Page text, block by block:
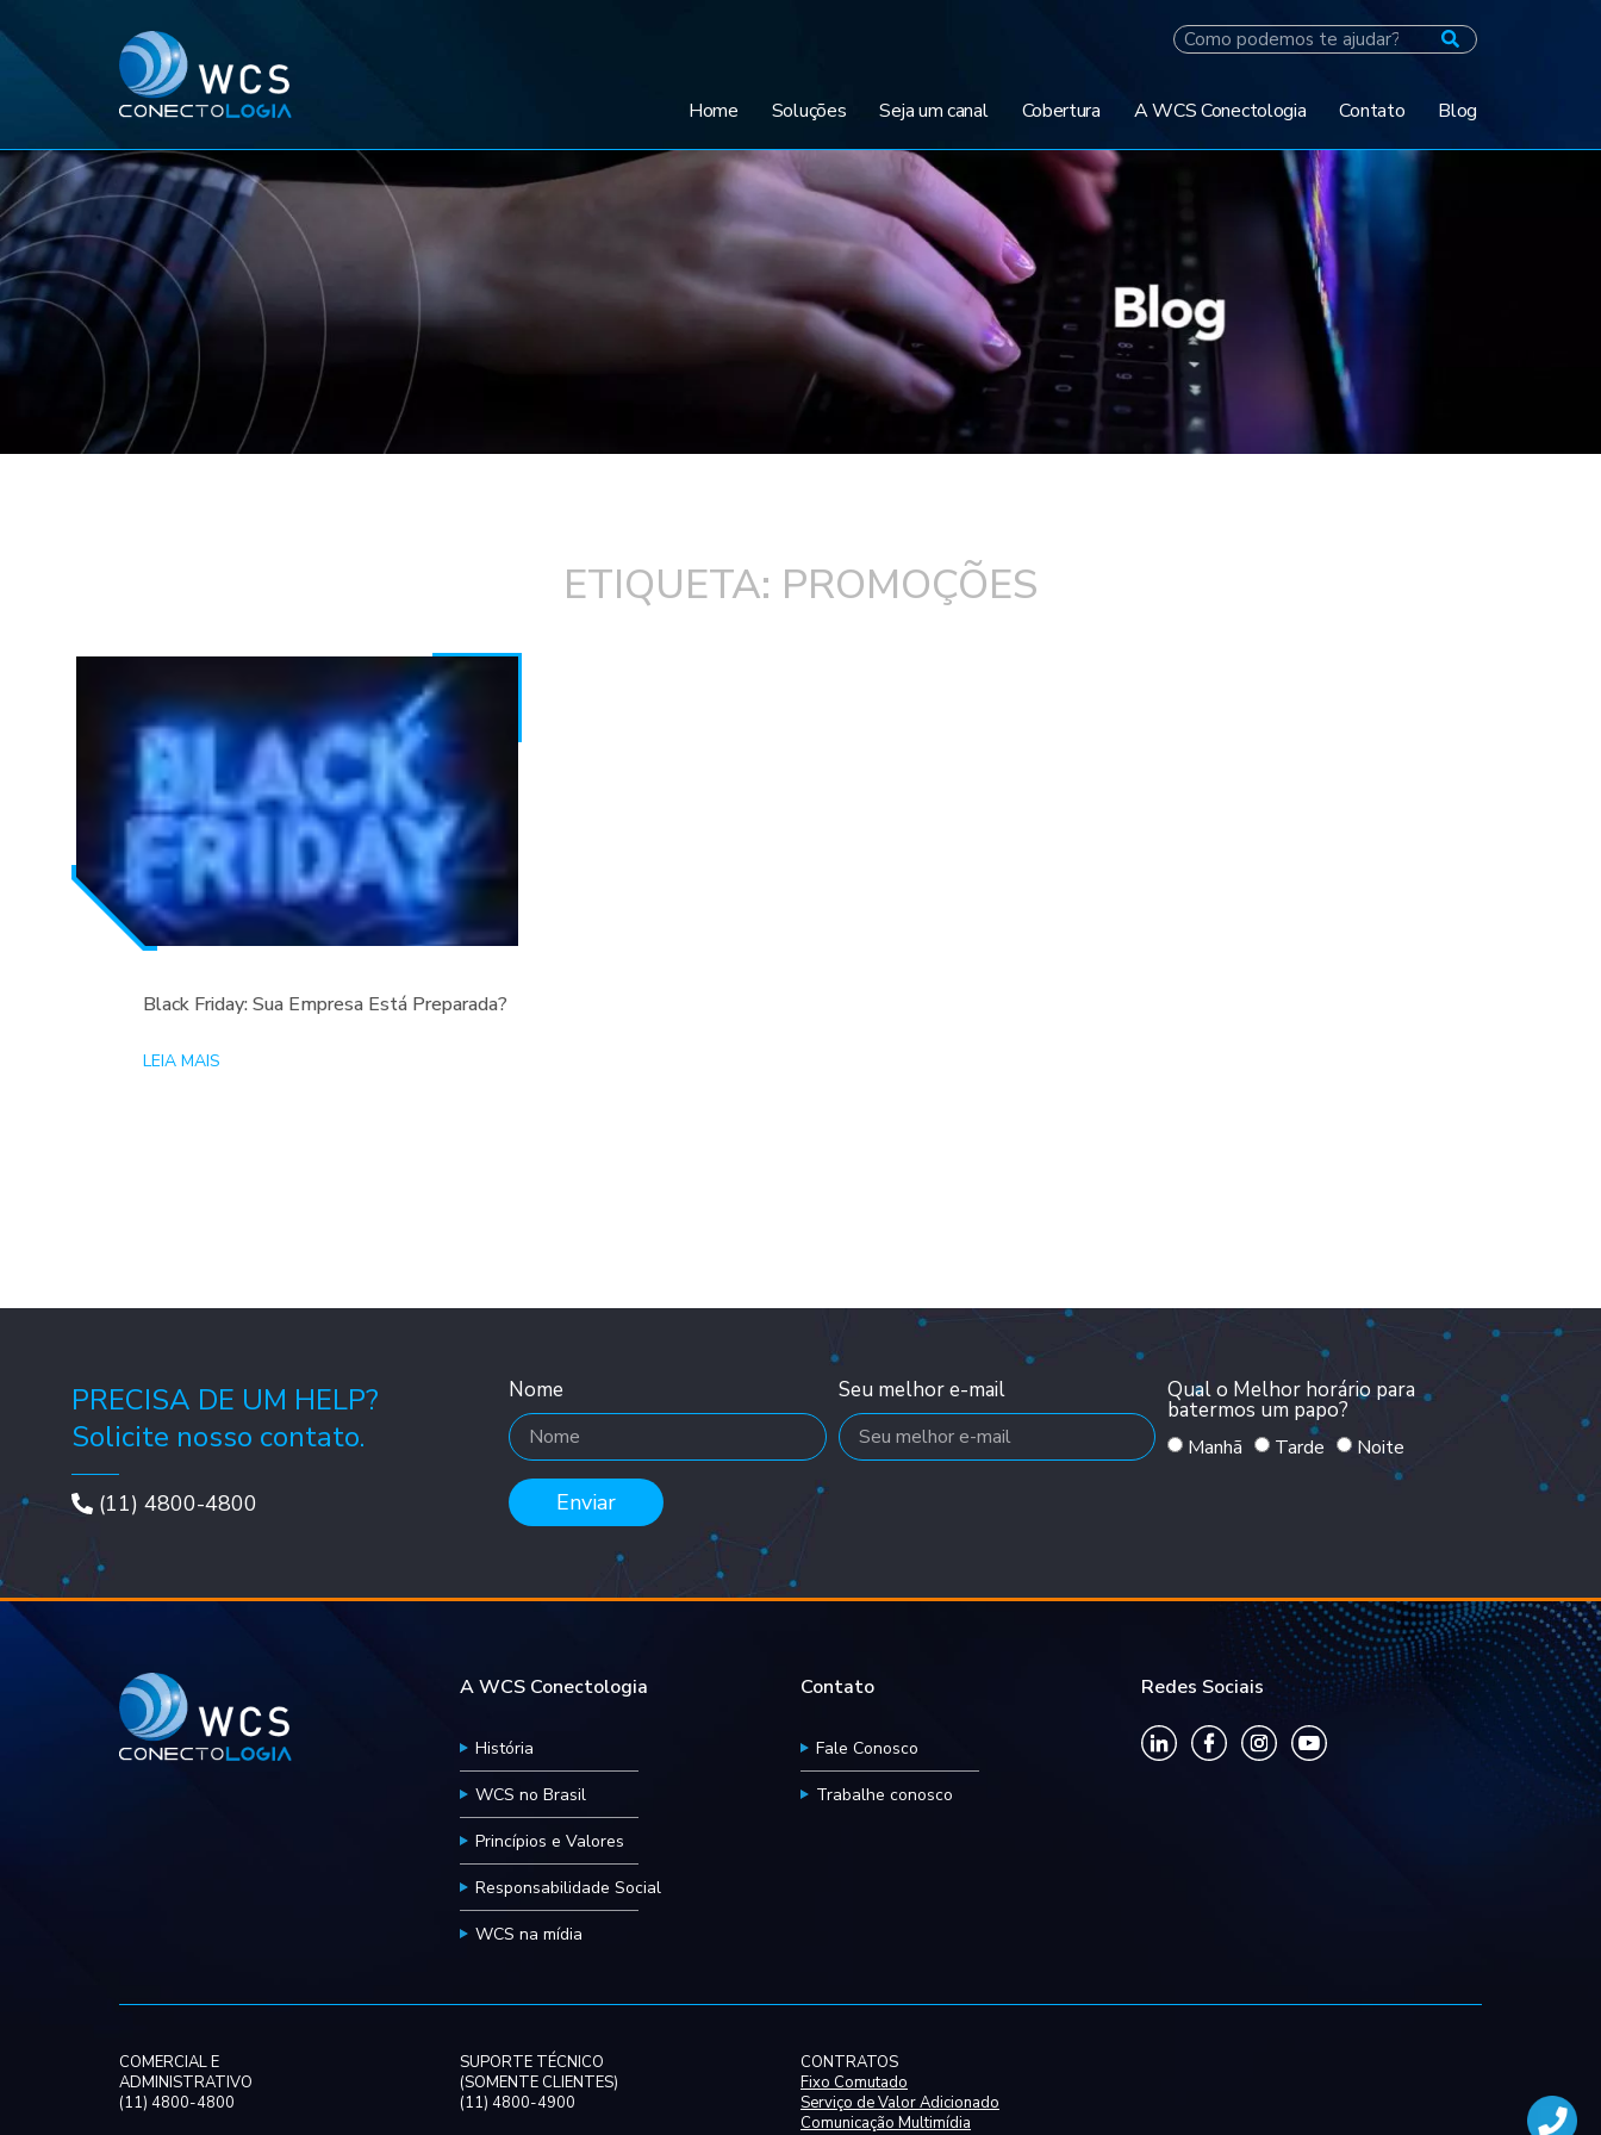
Home Soluções Seja um canal Cobertura A WCS Conectologia Contato Blog
ETIQUETA: PROMOÇÕES
Black Friday: Sua Empresa Está Preparada?
LEIA MAIS
PRECISA DE UM HELP?
Solicite nosso contato.
(11) 4800-4800
Nome Seu melhor e-mail Qual o Melhor horário para
batermos um papo?
Manhã Tarde Noite
Enviar
A WCS Conectologia
História
WCS no Brasil
Princípios e Valores
Responsabilidade Social
WCS na mídia
Contato
Fale Conosco
Trabalhe conosco
Redes Sociais
COMERCIAL E
ADMINISTRATIVO
(11) 4800-4800
SUPORTE TÉCNICO
(SOMENTE CLIENTES)
(11) 4800-4900
CONTRATOS
Fixo Comutado
Serviço de Valor Adicionado
Comunicação Multimídia